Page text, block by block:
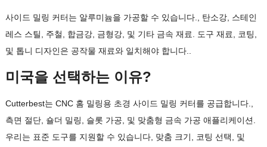
사이드 밀링 커터는 알루미늄을 가공할 수 있습니다., 탄소강, 스테인
레스 스틸, 주철, 합금강, 금형강, 및 기타 금속 재료. 도구 재료, 코팅,
및 톱니 디자인은 공작물 재료와 일치해야 합니다..
미국을 선택하는 이유?
Cutterbest는 CNC 홈 밀링용 초경 사이드 밀링 커터를 공급합니다.,
측면 절단, 숄더 밀링, 슬롯 가공, 및 맞춤형 금속 가공 애플리케이션.
우리는 표준 도구를 지원할 수 있습니다, 맞춤 크기, 코팅 선택, 및